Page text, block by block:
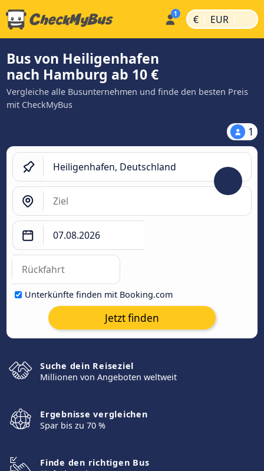
€ | EUR |
Bus von Heiligenhafen
nach Hamburg ab 10 €
Vergleiche alle Busunternehmen und finde den besten Preis
mit CheckMyBus
1
Unterkünfte finden mit Booking.com
Jetzt finden
Suche dein Reiseziel
Millionen von Angeboten weltweit
Ergebnisse vergleichen
Spar bis zu 70 %
Finde den richtigen Bus